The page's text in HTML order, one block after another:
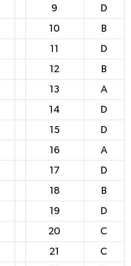
9 D
10 B
11 D
12 B
13 A
14 D
15 D
16 A
17 D
18 B
19 D
20 C
21 C